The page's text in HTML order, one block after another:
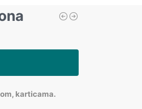
karticama.